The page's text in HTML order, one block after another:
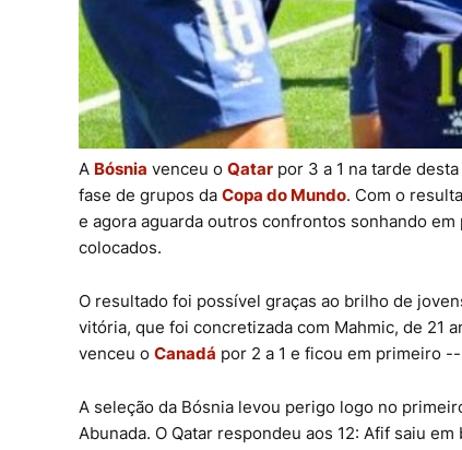
A Bósnia venceu o Qatar por 3 a 1 na tarde
fase de grupos da Copa do Mundo. Com o
e agora aguarda outros confrontos sonhando
colocados.
O resultado foi possível graças ao brilho de
vitória, que foi concretizada com Mahmic, de 21
venceu o Canadá por 2 a 1 e ficou em primeiro
A seleção da Bósnia levou perigo logo no
Abunada. O Qatar respondeu aos 12: Afif saiu